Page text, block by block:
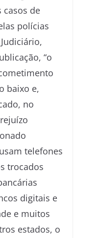
casos de
polícias
“o
baixo e,
no
telefones
trocados
digitais e
e muitos
estados, o